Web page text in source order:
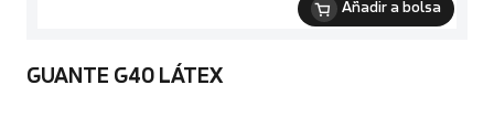
Añadir a bolsa
GUANTE G40 LÁTEX